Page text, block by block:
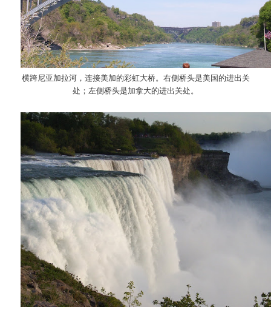
横跨尼亚加拉河，连接美加的彩虹大桥。右侧桥头是美国的进出关
处；左侧桥头是加拿大的进出关处。